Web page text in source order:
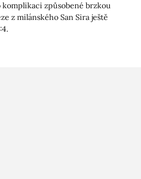
komplikaci způsobené brzkou
z milánského San Sira ještě